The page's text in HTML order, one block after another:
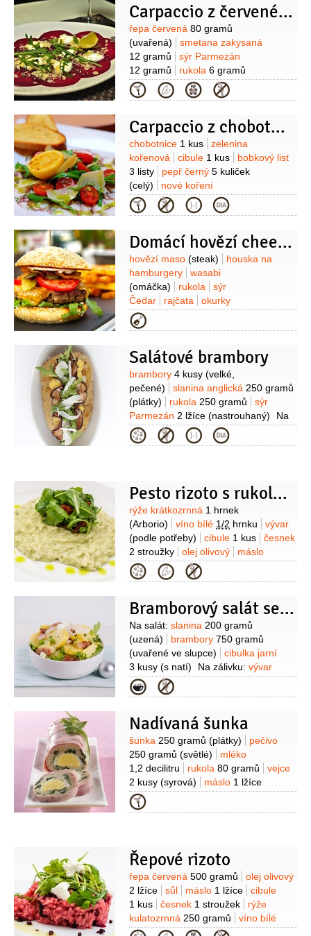
dokončení: houska na hamburgery
8 kusů (celozrnná, menší)
rukola
2 hrsti
Carpaccio z červené řepy a zakysané smetany
Suroviny
řepa červená 80 gramů
(uvařená)
smetana zakysaná
12 gramů
sýr Parmezán
12 gramů
rukola 6 gramů
Kategorie
Carpaccio z chobotnice s pistáciovým pestem
Suroviny
chobotnice 1 kus
zelenina
kořenová
cibule 1 kus
bobkový list
3 listy
pepř černý 5 kuliček
(celý)
nové koření
3 kuličky
sůl rukola
cherry
Kategorie
Domácí hovězí cheeseburger se sýrem cheddar
Suroviny
hovězí maso (steak)
houska na
hamburgery
wasabi
(omáčka)
rukola
sýr
Čedar
rajčata
okurky
sterilované
Kategorie
Salátové brambory
Suroviny
brambory 4 kusy (velké,
pečené)
slanina anglická 250 gramů
(plátky)
rukola 250 gramů
sýr
Parmezán 2 lžíce (nastrouhaný)
Na
zálivku: hořčice dijonská
3 lžíce
šťáva citronová(několik
Kategorie
Pesto rizoto s rukolovým salátkem
Suroviny
rýže krátkozrnná 1 hrnek
(Arborio)
víno bílé 1/2 hrnku
vývar
(podle potřeby)
cibule 1 kus
česnek
2 stroužky
olej olivový
máslo
1 lžíce
pesto bazalkové
Parmezán(podle chuti) Na salát:
oleji)
olej olivový(Extra Virgin)
pepř
černý(mletý) sůl
Kategorie
Bramborový salát se slaninou a sýrem
Suroviny
Na salát: slanina 200 gramů
(uzená)
brambory 750 gramů
(uvařené ve slupce)
cibulka jarní
3 kusy (s natí) Na zálivku: vývar
masový2 lžíce
2 lžíce
ocet vinný1 lžíce sůl
pepř
nasekané - petrželka, bazalka,
estragon)
Na podávání:
rukola
1 svazek
sýr Parmezán
Kategorie
Nadívaná šunka
Suroviny
šunka 250 gramů (plátky)
pečivo
250 gramů (světlé)
mléko
1,2 decilitru
rukola 80 gramů
vejce
2 kusy (syrová) máslo 1 lžíce
(rozpuštěné)
(uvařená natvrdo)
Kategorie
Řepové rizoto
Suroviny
řepa červená 500 gramů
olej olivový
2 lžíce
sůl máslo 1 lžíce
cibule
1 kus
česnek 1 stroužek
rýže
kulatozrnná 250 gramů
víno bílé
150 mililitrů
vývar zeleninový